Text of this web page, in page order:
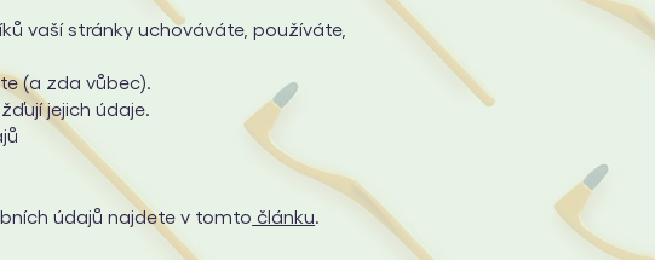
vaší stránky uchováváte, používáte,
(a zda vůbec).
jejich údaje.
údajů najdete v tomto článku.